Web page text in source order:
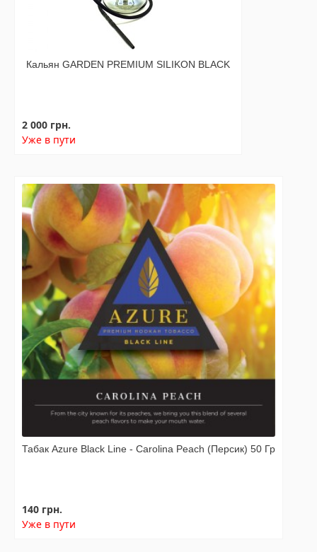
Кальян GARDEN PREMIUM SILIKON BLACK
2 000 грн.
Уже в пути
Табак Azure Black Line - Carolina Peach (Персик) 50 Гр
140 грн.
Уже в пути